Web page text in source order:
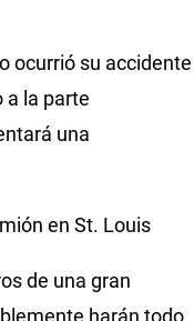
ocurrió su accidente
a la parte
una
en St. Louis
de una gran
harán todo